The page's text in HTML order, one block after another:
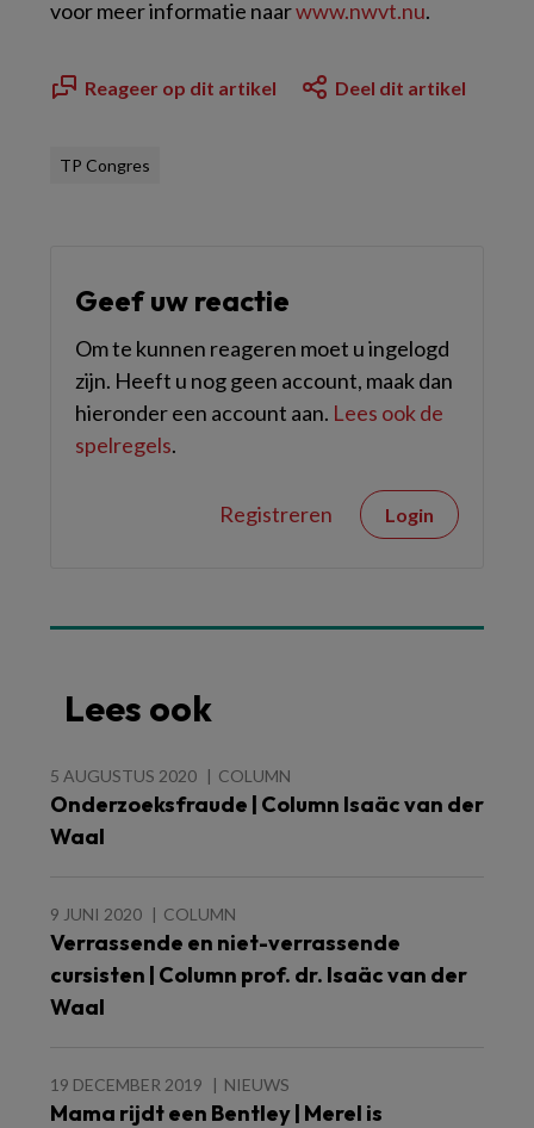
voor meer informatie naarwww.nwvt.nu.
Reageer op dit artikel Deel dit artikel
TP Congres
Geef uw reactie
Om te kunnen reageren moet u ingelogd
zijn. Heeft u nog geen account, maak dan
hieronder een account aan. Lees ook de
spelregels.
Registreren Login
Lees ook
5 AUGUSTUS 2020 COLUMN
Onderzoeksfraude | Column Isaäc van der
Waal
9 JUNI 2020 COLUMN
Verrassende en niet-verrassende
cursisten | Column prof. dr. Isaäc van der
Waal
19 DECEMBER 2019 NIEUWS
Mama rijdt een Bentley | Merel is